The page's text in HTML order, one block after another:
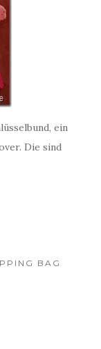
ein
Die sind
BAG